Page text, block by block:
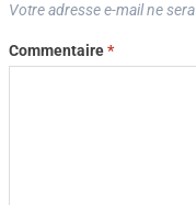
Votre adresse e-mail ne
Commentaire*